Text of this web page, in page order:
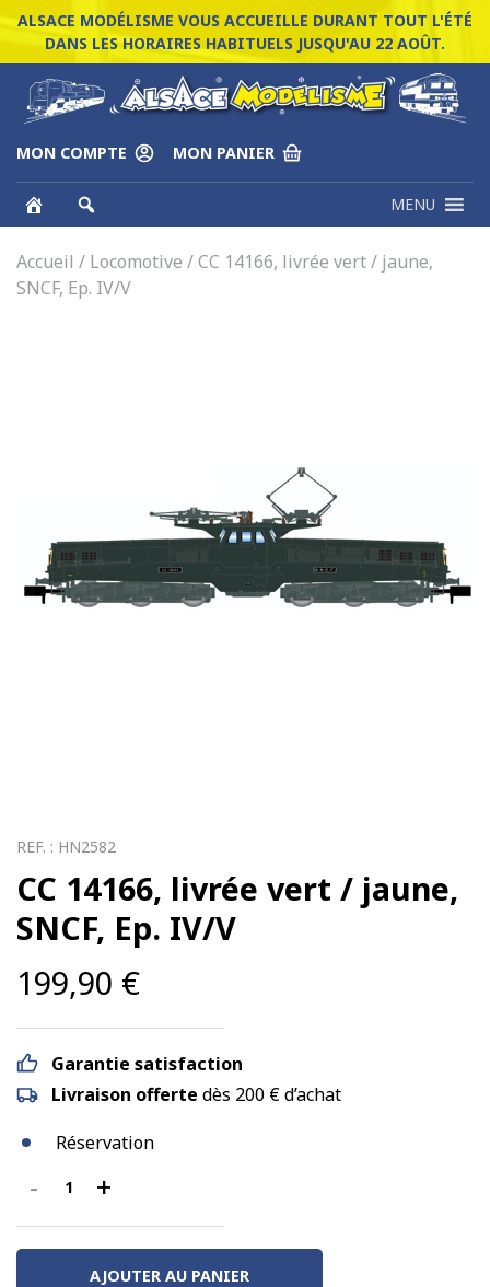
ALSACE MODÉLISME VOUS ACCUEILLE DURANT TOUT L'ÉTÉ
DANS LES HORAIRES HABITUELS JUSQU'AU 22 AOÛT.
MON COMPTE MON PANIER
MENU
Accueil / Locomotive / CC 14166, livrée vert / jaune,
SNCF, Ep. IV/V
REF. : HN2582
CC 14166, livrée vert / jaune,
SNCF, Ep. IV/V
199,90 €
Garantie satisfaction
Livraison offerte dès 200 € d’achat
Réservation
-
quantité
de
CC
+
AJOUTER AU PANIER